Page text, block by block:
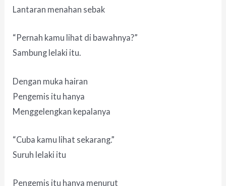
Lantaran menahan sebak
“Pernah kamu lihat di bawahnya?”
Sambung lelaki itu.
Dengan muka hairan
Pengemis itu hanya
Menggelengkan kepalanya
“Cuba kamu lihat sekarang.”
Suruh lelaki itu
Pengemis itu hanya menurut